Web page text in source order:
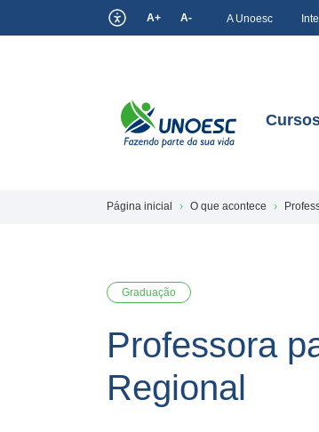
A+ A- A Unoesc
Página inicial O que acontece
Graduação
Professora
Regional